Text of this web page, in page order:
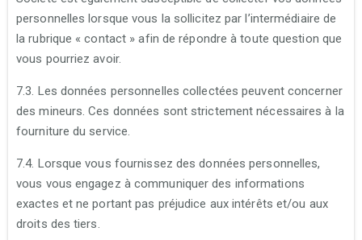
personnelles lorsque vous la sollicitez par l’intermédiaire de
la rubrique « contact » afin de répondre à toute question que
vous pourriez avoir.
7.3. Les données personnelles collectées peuvent concerner
des mineurs. Ces données sont strictement nécessaires à la
fourniture du service.
7.4. Lorsque vous fournissez des données personnelles,
vous vous engagez à communiquer des informations
exactes et ne portant pas préjudice aux intérêts et/ou aux
droits des tiers.